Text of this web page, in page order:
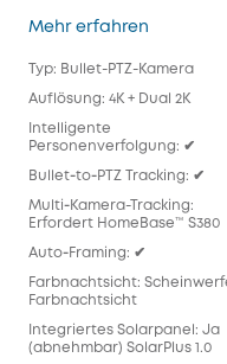
Mehr erfahren
Typ: Bullet-PTZ-Kamera
Auflösung: 4K + Dual 2K
Intelligente
Personenverfolgung: ✔
Bullet‑to‑PTZ Tracking: ✔
Multi‑Kamera-Tracking:
Erfordert HomeBase™ S380
Auto‑Framing: ✔
Farbnachtsicht:
Farbnachtsicht
Integriertes Solarpanel: Ja
(abnehmbar) SolarPlus 1.0